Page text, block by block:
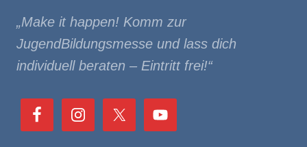
„Make it happen! Komm zur
JugendBildungsmesse und lass dich
individuell beraten – Eintritt frei!“